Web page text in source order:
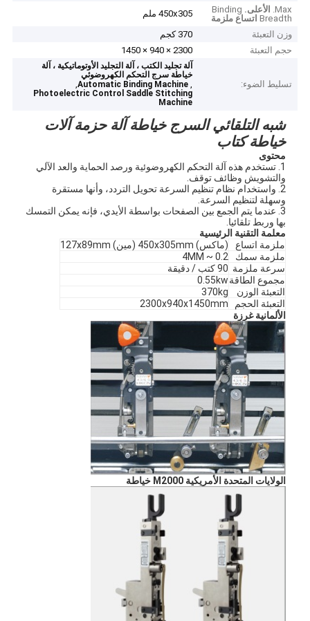
Max.
الأعلى. Binding
Breadth اتساع ملزمة
450x305 ملم
وزن التعبئة
370 كجم
حجم التعبئة
2300 × 940 × 1450
تسليط الضوء:
آلة تجليد الكتب ، آلة التجليد الأوتوماتيكية ، آلة
خياطة سرج التحكم الكهروضوئي
,
Automatic Binding Machine
,
Photoelectric Control Saddle Stitching
Machine
شبه التلقائي السرج خياطة آلة حزمة آلات
خياطة كتاب
محتوى
1. تستخدم هذه آلة التحكم الكهروضوئية ورصد الحماية والعد الآلي
والتشويش وظائف توقف.
2. واستخدام نظام تنظيم السرعة تحويل التردد، وأنها مستقرة
وسهلة لتنظيم السرعة.
3. عندما يتم الجمع بين الصفحات بواسطة الأيدي، فإنه يمكن التمسك
بها وربط تلقائيا.
معلمة التقنية الرئيسية
ملزمة اتساع
(ماكس) 450x305mm (مين) 127x89mm
ملزمة سمك
0.2 ~ 4MM
سرعة ملزمة 90 كتب / دقيقة
مجموع الطاقة0.55kw
التعبئة الوزن
370kg
التعبئة الحجم
2300x940x1450mm
الألمانية غرزة
الولايات المتحدة الأمريكية M2000 خياطة